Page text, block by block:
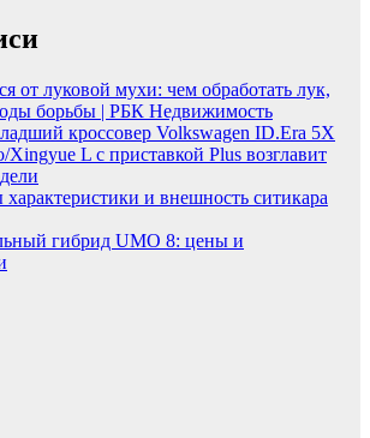
от луковой мухи: чем обработать лук,
борьбы | РБК Недвижимость
кроссовер Volkswagen ID.Era 5X
Xingyue L с приставкой Plus возглавит
характеристики и внешность ситикара
гибрид UMO 8: цены и